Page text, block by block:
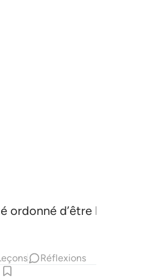
ordonné d’être le premier
Réflexions